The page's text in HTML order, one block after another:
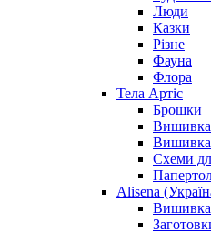
Люди
Казки
Різне
Фауна
Флора
Тела Артіс
Брошки
Вишивка
Вишивка
Схеми
Alisena
Вишивка